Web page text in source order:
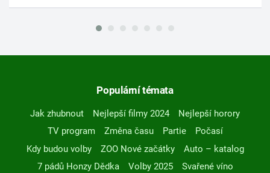
Populární témata
Jak zhubnout Nejlepší filmy 2024
Nejlepší horory
TV program
Změna času Partie
Počasí
Kdy budou volby
ZOO Nové začátky
Auto – katalog
7 pádů Honzy Dědka
Volby 2025
Svařené víno